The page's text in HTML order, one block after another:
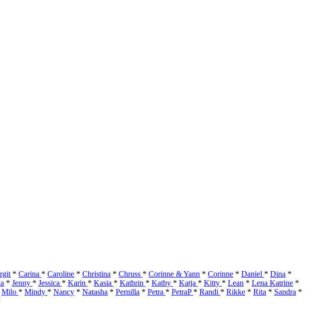
* Carina * Caroline * Christina * Chruss * Corinne & Yann * Corinne * Daniel * Dina *
* Jenny * Jessica * Karin * Kasia * Kathrin * Kathy * Katja * Kitty * Lean * Lena Katrine *
Milo * Mindy * Nancy * Natasha * Pernilla * Petra * PetraP * Randi * Rikke * Rita * Sandra *